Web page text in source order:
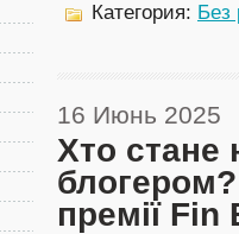
Категория: Без
16 Июнь 2025
Хто
премії